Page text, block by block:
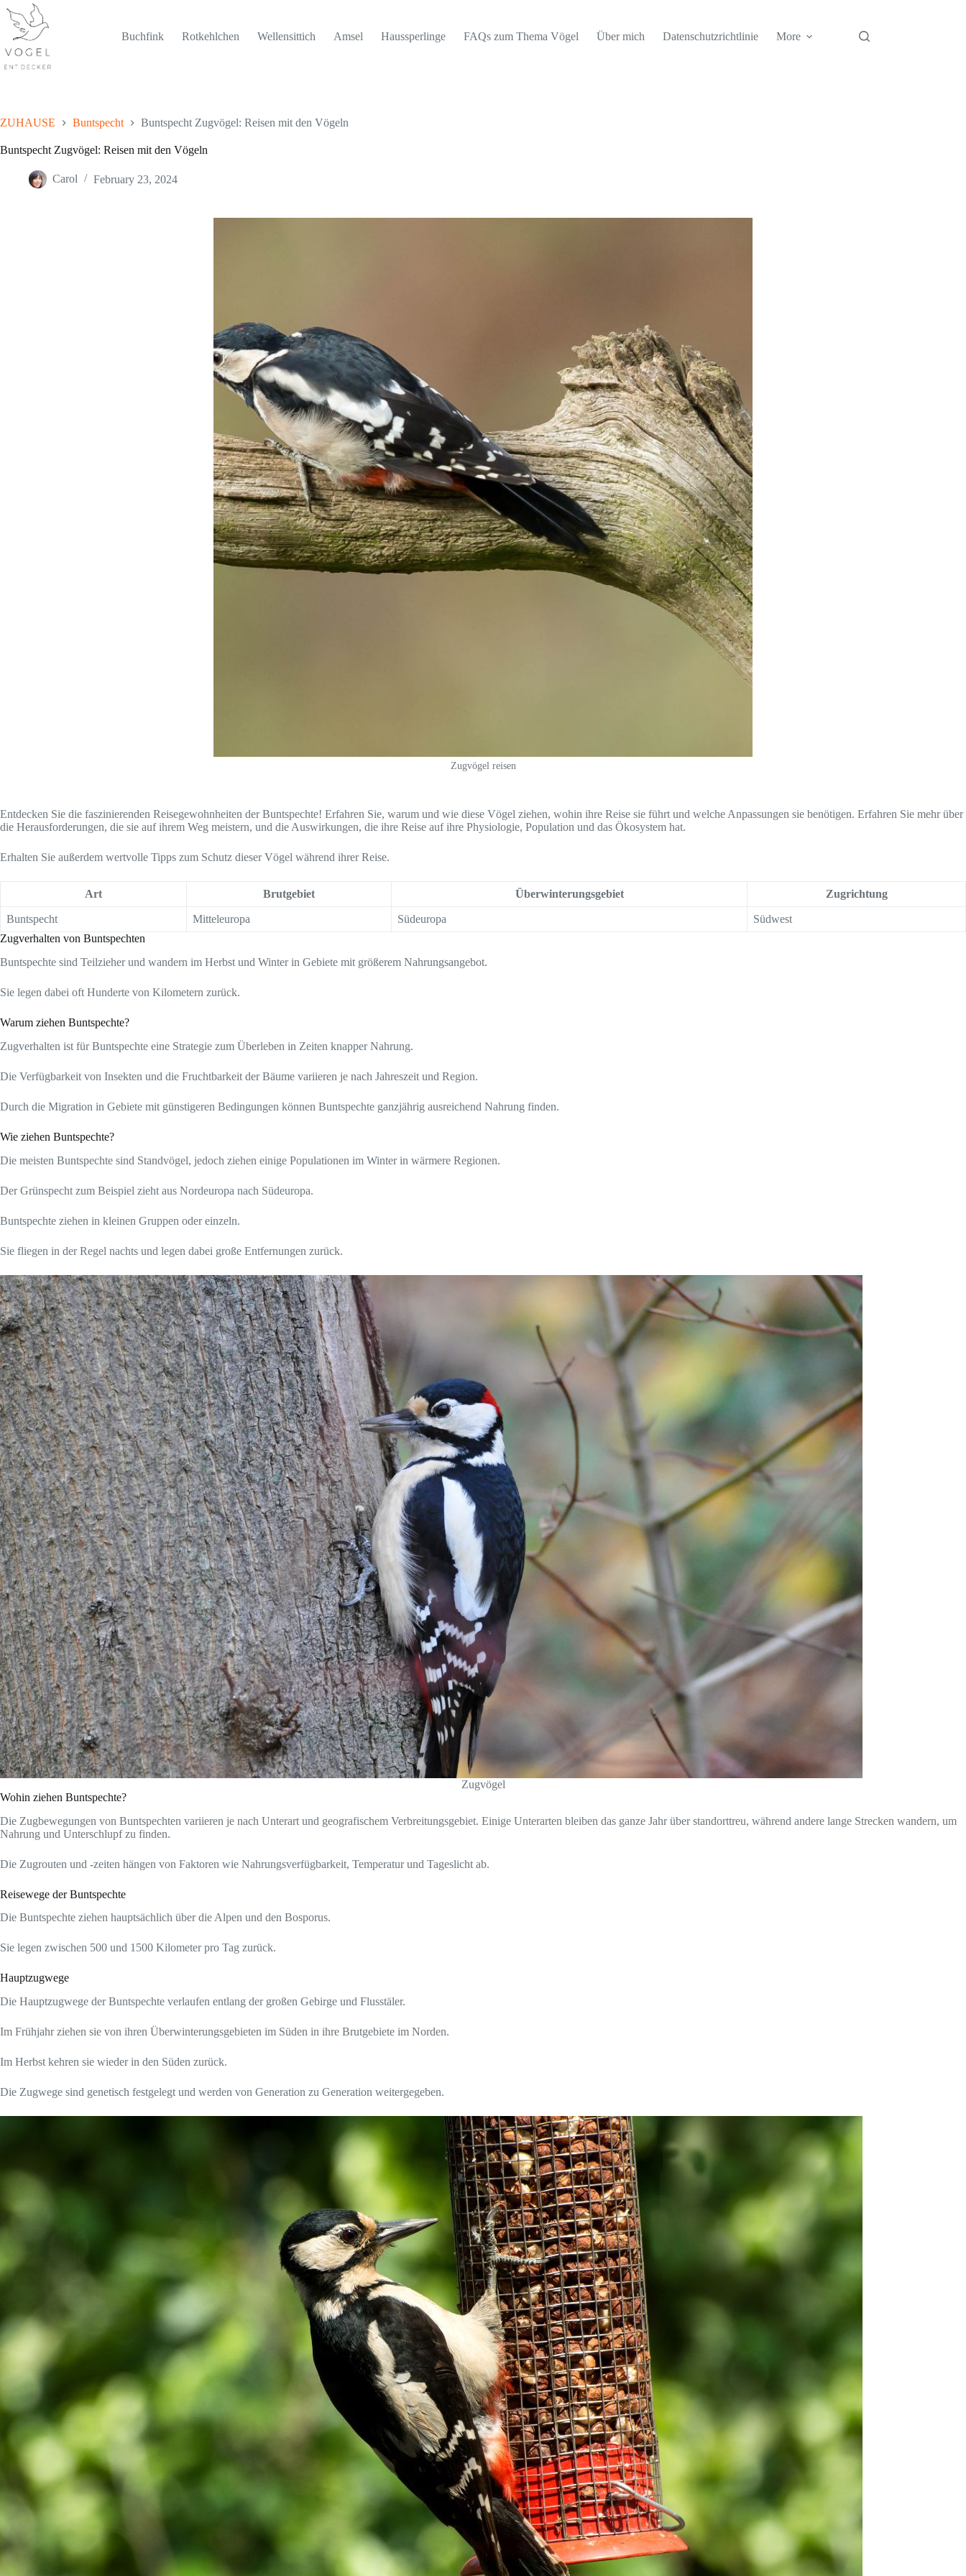
content
Buchfink Rotkehlchen Wellensittich Amsel Haussperlinge FAQs zum Thema Vögel Über mich Datenschutzrichtlinie More
ZUHAUSE Buntspecht Buntspecht Zugvögel: Reisen mit den Vögeln
Buntspecht Zugvögel: Reisen mit den Vögeln
Carol February 23, 2024
Zugvögel reisen
Entdecken Sie die faszinierenden Reisegewohnheiten der Buntspechte! Erfahren Sie, warum und wie diese Vögel ziehen, wohin ihre Reise sie führt und welche Anpassungen sie benötigen. Erfahren Sie mehr über
die Herausforderungen, die sie auf ihrem Weg meistern, und die Auswirkungen, die ihre Reise auf ihre Physiologie, Population und das Ökosystem hat.
Erhalten Sie außerdem wertvolle Tipps zum Schutz dieser Vögel während ihrer Reise.
Art Brutgebiet Überwinterungsgebiet Zugrichtung
Buntspecht Mitteleuropa Südeuropa
Südwest
Zugverhalten von Buntspechten
Buntspechte sind Teilzieher und wandern im Herbst und Winter in Gebiete mit größerem Nahrungsangebot.
Sie legen dabei oft Hunderte von Kilometern zurück.
Warum ziehen Buntspechte?
Zugverhalten ist für Buntspechte eine Strategie zum Überleben in Zeiten knapper Nahrung.
Die Verfügbarkeit von Insekten und die Fruchtbarkeit der Bäume variieren je nach Jahreszeit und Region.
Durch die Migration in Gebiete mit günstigeren Bedingungen können Buntspechte ganzjährig ausreichend Nahrung finden.
Wie ziehen Buntspechte?
Die meisten Buntspechte sind Standvögel, jedoch ziehen einige Populationen im Winter in wärmere Regionen.
Der Grünspecht zum Beispiel zieht aus Nordeuropa nach Südeuropa.
Buntspechte ziehen in kleinen Gruppen oder einzeln.
Sie fliegen in der Regel nachts und legen dabei große Entfernungen zurück.
Zugvögel
Wohin ziehen Buntspechte?
Die Zugbewegungen von Buntspechten variieren je nach Unterart und geografischem Verbreitungsgebiet. Einige Unterarten bleiben das ganze Jahr über standorttreu, während andere lange Strecken wandern, um
Nahrung und Unterschlupf zu finden.
Die Zugrouten und -zeiten hängen von Faktoren wie Nahrungsverfügbarkeit, Temperatur und Tageslicht ab.
Reisewege der Buntspechte
Die Buntspechte ziehen hauptsächlich über die Alpen und den Bosporus.
Sie legen zwischen 500 und 1500 Kilometer pro Tag zurück.
Hauptzugwege
Die Hauptzugwege der Buntspechte verlaufen entlang der großen Gebirge und Flusstäler.
Im Frühjahr ziehen sie von ihren Überwinterungsgebieten im Süden in ihre Brutgebiete im Norden.
Im Herbst kehren sie wieder in den Süden zurück.
Die Zugwege sind genetisch festgelegt und werden von Generation zu Generation weitergegeben.